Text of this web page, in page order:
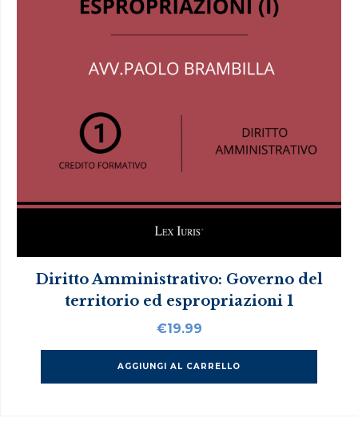
Diritto Amministrativo: Governo del
territorio ed espropriazioni 1
€19.99
AGGIUNGI AL CARRELLO